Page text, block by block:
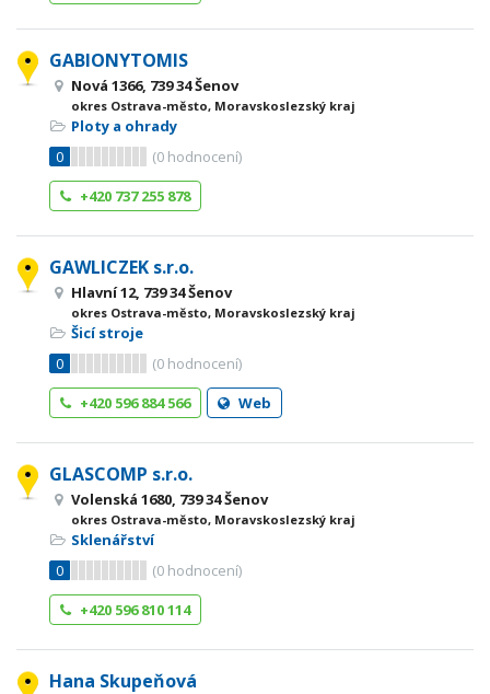
GABIONYTOMIS
Nová 1366, 739 34 Šenov
okres Ostrava-město, Moravskoslezský kraj
Ploty a ohrady
0
(0 hodnocení)
+420 737 255 878
GAWLICZEK s.r.o.
Hlavní 12, 739 34 Šenov
okres Ostrava-město, Moravskoslezský kraj
Šicí stroje
0
(0 hodnocení)
+420 596 884 566
Web
GLASCOMP s.r.o.
Volenská 1680, 739 34 Šenov
okres Ostrava-město, Moravskoslezský kraj
Sklenářství
0
(0 hodnocení)
+420 596 810 114
Hana Skupeňová